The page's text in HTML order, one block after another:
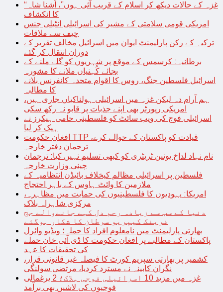
“غزہ کے حالات دیکھ کر اسلام کے قریب آئی ہوں”، اُشنا شاہ
کا انکشاف
امریکی قومی سلامتی کے مشیر کی اسرائیلی انٹیلی جنس
چیف سے ملاقات
ترکیہ کے رکن پارلیمنٹ ایوان میں اسرائیل مخالف تقریر کے
دوران انتقال کر گئے
برطانیہ: کرسمس کے موقع پر شہریوں کو گلے ملنے کے
بجائے کُہنیاں ملانے کا مشورہ
اسرائیل فلسطین جنگ، روس کا اقوام متحدہ کانفرنس بلانے
کا مطالبہ
ہم آرام دہ لیکن غزہ میں اسرائیلی ہولناکیاں جاری ہیں،
امریکی رپورٹر بھی اپنے جذبات پر قابو نہ رکھ سکی
اسرائیلی فوج کی ویب سائٹ کو فلسطینی حامی ہیکرز نے
ہیک کر لیا
افغان حکومت TTP قیادت کو پاکستان کے حوالے کرے،
ترجمان دفتر خارجہ
نام نہاد لداخ یونین ٹریٹری کو کبھی تسلیم نہیں کیا: ترجمان
چینی وزارت خارجہ
فلسطین پر اسرائیلی مظالم کیخلاف بائیڈن انتظامیہ کے
ملازمین کا وائٹ ہاوس کے باہر احتجاج
امریکا: یہودیوں کا فلسطینیوں کی حمایت میں مظاہرہ،
مرکزی شاہراہ بلاک
دنیا کے سب سے زیادہ رحم دل کہے جانےوالے جج
فرینک کیپریو سرطان کا شکار ہوگئے
بھارتی پارلیمنٹ میں نامعلوم افراد کا حملہ؛ ویڈیو وائرل
پاکستان کے مطالبے پر افغان حکومت کا ڈی آئی خان حملے
کی تحقیقات کا عہد
کشمیر پر بھارتی سپریم کورٹ کا فیصلہ غیر قانونی قرار،
نگران کابینہ نے مسترد کردیا، مرتضی سولنگی
غزہ میں مزید 10 اسرائیلی فوجی ہلاک؛ 2 یرغمالی
فوجیوں کی لاشیں بھی برآمد